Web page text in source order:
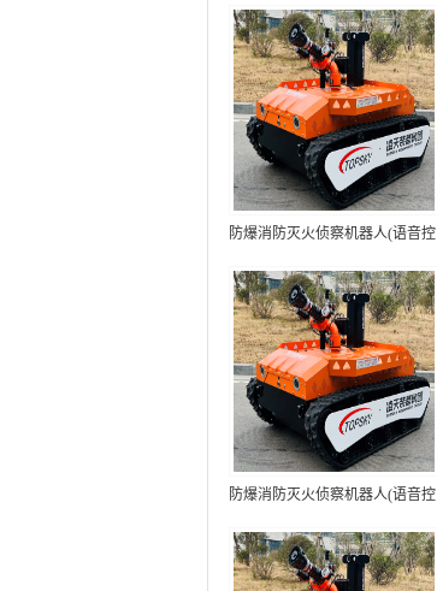
MC80BD（第6代）
防爆消防灭火侦察机器人(语音控
RXR-MC80BD（第7代）
防爆消防灭火侦察机器人(语音控
火焰）中型RXR-MC80BD（第8
代）